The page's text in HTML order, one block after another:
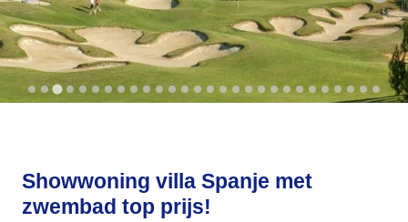
Showwoning villa Spanje met
zwembad top prijs!